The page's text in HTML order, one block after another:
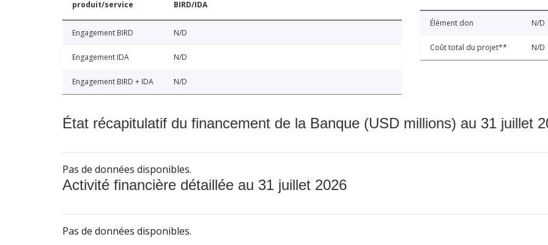
produit/service BIRD/IDA
Engagement BIRD N/D
Engagement IDA N/D
Engagement BIRD + IDA N/D
Élément don N/D
Coût total du projet** N/D
État récapitulatif du financement de la Banque (USD millions) au 31 juillet
Pas de données disponibles.
Activité financière détaillée au 31 juillet 2026
Pas de données disponibles.